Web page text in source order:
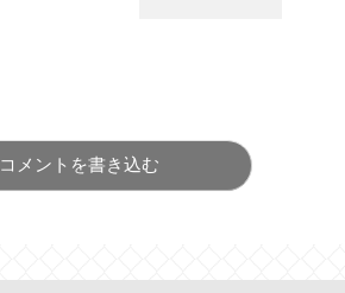
コメントを書き込む